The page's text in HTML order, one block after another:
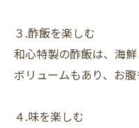
３.酢飯を楽しむ
和心特製の酢飯は、海鮮
ボリュームもあり、お腹
４.味を楽しむ